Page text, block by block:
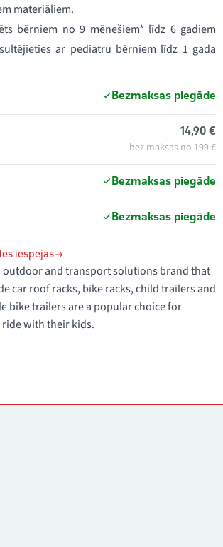
materiāliem.
bērniem no 9 mēnešiem* līdz 6 gadiem
ar pediatru bērniem līdz 1 gada
Bezmaksas piegāde
14,90 €
bez maksas no 199 €
Bezmaksas piegāde
Bezmaksas piegāde
iespējas
outdoor and transport solutions brand that
car roof racks, bike racks, child trailers and
bike trailers are a popular choice for
with their kids.